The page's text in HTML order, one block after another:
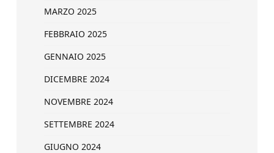
MARZO 2025
FEBBRAIO 2025
GENNAIO 2025
DICEMBRE 2024
NOVEMBRE 2024
SETTEMBRE 2024
GIUGNO 2024